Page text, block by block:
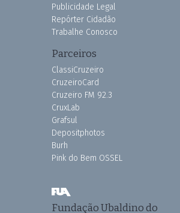
Publicidade Legal
Repórter Cidadão
Trabalhe Conosco
Parceiros
ClassiCruzeiro
CruzeiroCard
Cruzeiro FM 92.3
CruxLab
Grafsul
Depositphotos
Burh
Pink do Bem OSSEL
Fundação Ubaldino do